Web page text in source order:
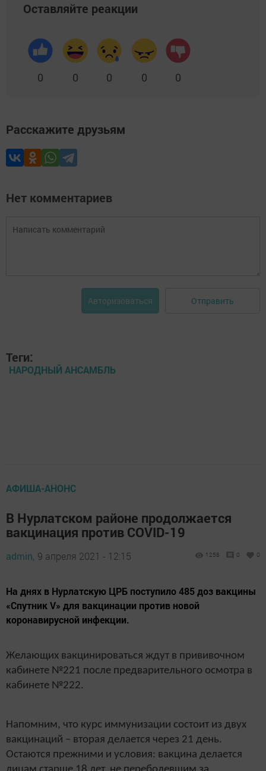
Оставляйте реакции
0 0 0 0 0
Расскажите друзьям
Нет комментариев
Авторизоваться Отправить
Теги:
НАРОДНЫЙ АНСАМБЛЬ
АФИША-АНОНС
В Нурлатском районе продолжается
вакцинация против COVID-19
admin, 9 апреля 2021 - 12:15 1258 0 0
На днях в Нурлатскую ЦРБ поступило 485 доз вакцины
«Спутник V» для вакцинации против новой
коронавирусной инфекции.
Желающих вакцинироваться ждут в прививочном
кабинете №221 после предварительного осмотра в
кабинете №222.
Напомним, что курс иммунизации состоит из двух
вакцинаций – вторая делается через 21 день.
Остаются прежними и условия: вакцина делается